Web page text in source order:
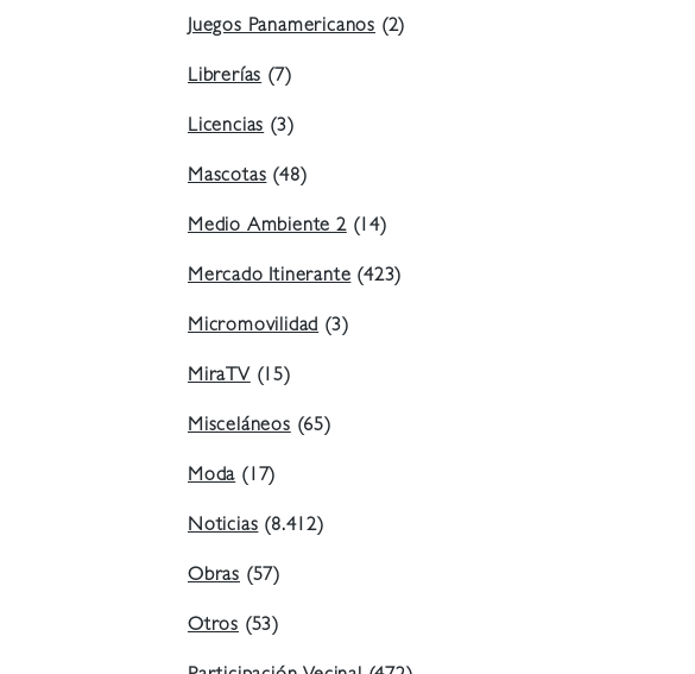
Juegos Panamericanos (2)
Librerías(7)
Licencias(3)
Mascotas(48)
Medio Ambiente 2(14)
Mercado Itinerante(423)
Micromovilidad(3)
MiraTV(15)
Misceláneos(65)
Moda(17)
Noticias(8.412)
Obras (57)
Otros (53)